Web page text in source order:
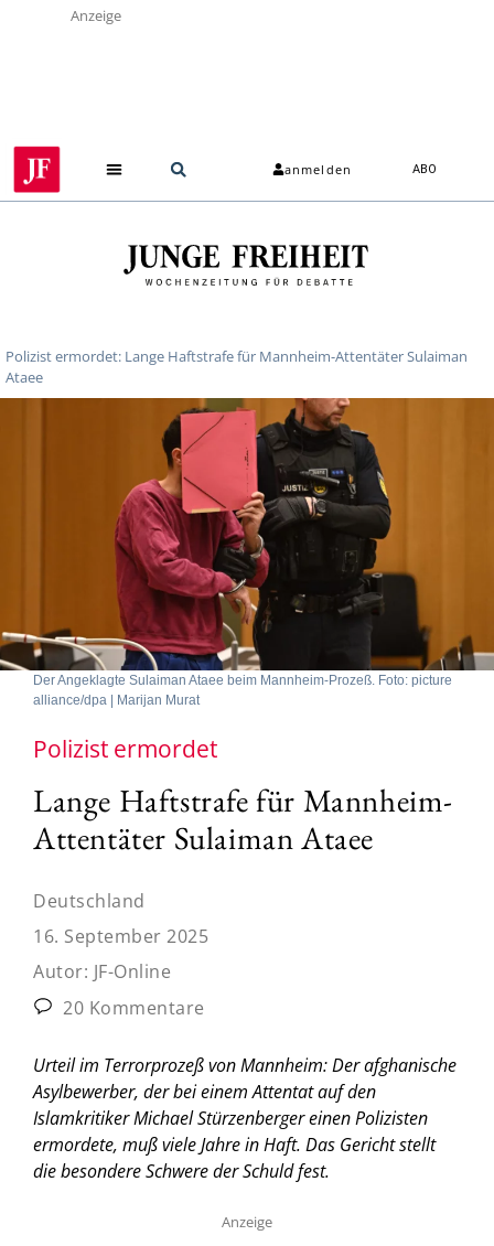
Anzeige
anmelden ABO
Polizist ermordet: Lange Haftstrafe für Mannheim-Attentäter Sulaiman
Ataee
Der Angeklagte Sulaiman Ataee beim Mannheim-Prozeß. Foto: picture
alliance/dpa | Marijan Murat
Polizist ermordet
Lange Haftstrafe für Mannheim-
Attentäter Sulaiman Ataee
Deutschland
16. September 2025
Autor: JF-Online
20 Kommentare
Urteil im Terrorprozeß von Mannheim: Der afghanische
Asylbewerber, der bei einem Attentat auf den
Islamkritiker Michael Stürzenberger einen Polizisten
ermordete, muß viele Jahre in Haft. Das Gericht stellt
die besondere Schwere der Schuld fest.
Anzeige